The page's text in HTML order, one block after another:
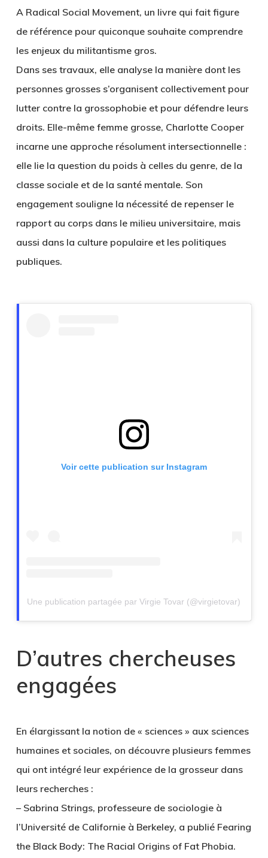
A Radical Social Movement, un livre qui fait figure
de référence pour quiconque souhaite comprendre
les enjeux du militantisme gros.
Dans ses travaux, elle analyse la manière dont les
personnes grosses s’organisent collectivement pour
lutter contre la grossophobie et pour défendre leurs
droits. Elle-même femme grosse, Charlotte Cooper
incarne une approche résolument intersectionnelle :
elle lie la question du poids à celles du genre, de la
classe sociale et de la santé mentale. Son
engagement souligne la nécessité de repenser le
rapport au corps dans le milieu universitaire, mais
aussi dans la culture populaire et les politiques
publiques.
Voir cette publication sur Instagram
Une publication partagée par Virgie Tovar (@virgietovar)
D’autres chercheuses
engagées
En élargissant la notion de « sciences » aux sciences
humaines et sociales, on découvre plusieurs femmes
qui ont intégré leur expérience de la grosseur dans
leurs recherches :
– Sabrina Strings, professeure de sociologie à
l’Université de Californie à Berkeley, a publié Fearing
the Black Body: The Racial Origins of Fat Phobia.